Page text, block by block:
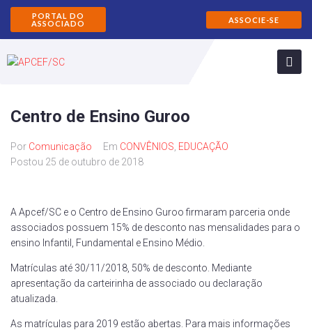
PORTAL DO
ASSOCIADO
ASSOCIE-SE
Centro de Ensino Guroo
Por Comunicação Em CONVÊNIOS EDUCAÇÃO
Postou 25 de outubro de 2018
A Apcef/SC e o Centro de Ensino Guroo firmaram parceria onde
associados possuem 15% de desconto nas mensalidades para o
ensino Infantil, Fundamental e Ensino Médio.
Matrículas até 30/11/2018, 50% de desconto. Mediante
apresentação da carteirinha de associado ou declaração
atualizada.
As matrículas para 2019 estão abertas. Para mais informações